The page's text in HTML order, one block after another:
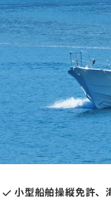
小型船舶操縦免許、